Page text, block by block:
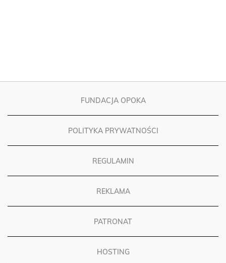
FUNDACJA OPOKA
POLITYKA PRYWATNOŚCI
REGULAMIN
REKLAMA
PATRONAT
HOSTING